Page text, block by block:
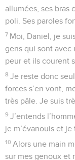
allumées, ses bras
poli. Ses paroles
7 Moi, Daniel, je
gens qui sont avec
peur et ils courent
8 Je reste donc
forces s’en vont,
très pâle. Je suis
9 J’entends
je m’évanouis et
10 Alors une main
sur mes genoux et